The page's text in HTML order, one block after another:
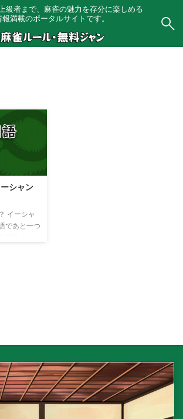
級者まで、麻雀の魅力を存分に楽しめる
報満載のポータルサイトです。
シャン
イーシャ
であと一つ
シャンテ
考慮するこ
場の状況や
意を払い、
ことが求め